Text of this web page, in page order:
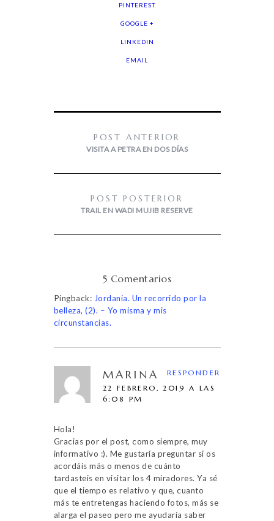
PINTEREST
GOOGLE +
LINKEDIN
EMAIL
POST ANTERIOR
VISITA A PETRA EN DOS DÍAS
POST POSTERIOR
TRAIL EN WADI MUJIB RESERVE
5 Comentarios
Pingback: Jordania. Un recorrido por la
belleza, (2). – Yo misma y mis
circunstancias.
MARINA
22 FEBRERO, 2019 A LAS
6:08 PM
Hola!
Gracias por el post, como siempre, muy
informativo :). Me gustaría preguntar si os
acordáis más o menos de cuánto
tardasteis en visitar los 4 miradores. Ya sé
que el tiempo es relativo y que, cuanto
más te entretengas haciendo fotos, más se
alarga el paseo pero me ayudaría saber
RESPONDER